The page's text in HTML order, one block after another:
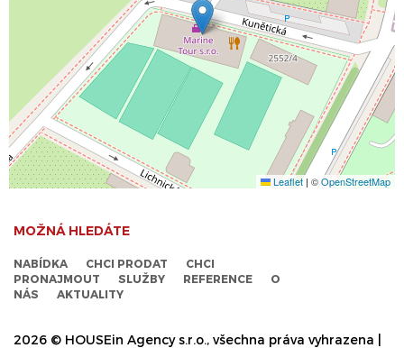
Leaflet | ©OpenStreetMap
MOŽNÁ HLEDÁTE
NABÍDKA CHCI PRODAT
CHCI
PRONAJMOUT
SLUŽBY REFERENCE
O
NÁS
AKTUALITY
2026 © HOUSEin Agency s.r.o., všechna práva vyhrazena |